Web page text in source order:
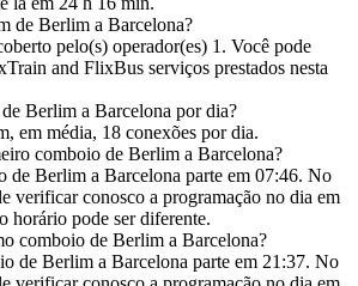
de Berlim a Barcelona?
pelo(s) operador(es) 1. Você pode
and FlixBus serviços prestados nesta
Berlim a Barcelona por dia?
em média, 18 conexões por dia.
comboio de Berlim a Barcelona?
de Berlim a Barcelona parte em 07:46. No
verificar conosco a programação no dia em
horário pode ser diferente.
comboio de Berlim a Barcelona?
de Berlim a Barcelona parte em 21:37. No